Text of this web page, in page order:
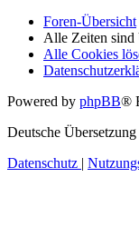
Foren-Übersicht
Alle Zeiten sind
Alle Cookies
Powered by phpBB®
Deutsche
Datenschutz |